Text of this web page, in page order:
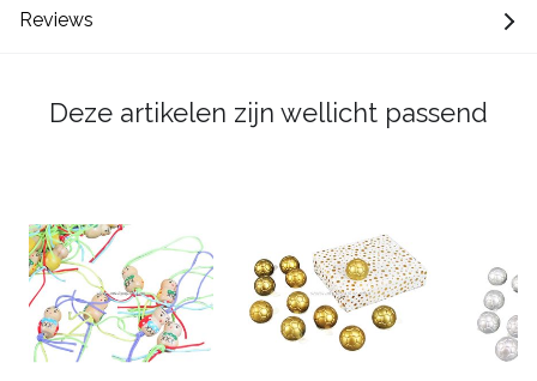
Reviews
Deze artikelen zijn wellicht passend